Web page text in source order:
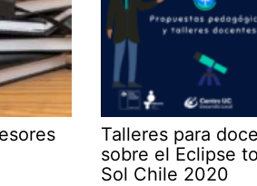
Talleres para
sobre el Eclipse
Sol Chile 2020